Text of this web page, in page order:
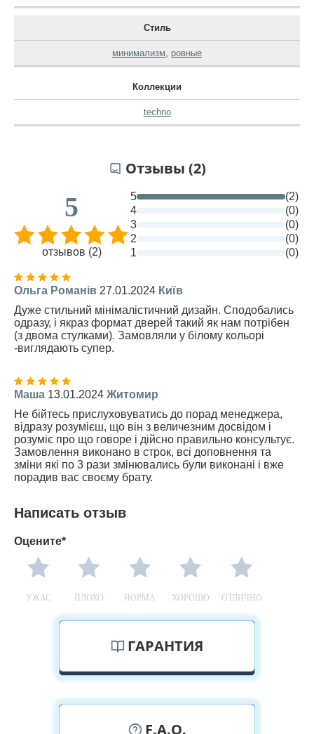
Стиль
минимализм ровные
Коллекции
techno
Отзывы (2)
5
отзывов (2)
5
(2)
4
(0)
3
(0)
2
(0)
1
(0)
Ольга Романів 27.01.2024 Київ
Дуже стильний мінімалістичний дизайн. Сподобались
одразу, і якраз формат дверей такий як нам потрібен
(з двома стулками). Замовляли у білому кольорі
-виглядають супер.
Маша 13.01.2024 Житомир
Не бійтесь прислуховуватись до порад менеджера,
відразу розумієш, що він з величезним досвідом і
розуміє про що говоре і дійсно правильно консультує.
Замовлення виконано в строк, всі доповнення та
зміни які по 3 рази змінювались були виконані і вже
порадив вас своєму брату.
Написать отзыв
Оцените*
УЖАС ПЛОХО НОРМА ХОРОШО ОТЛИЧНО
ГАРАНТИЯ
F.A.Q.